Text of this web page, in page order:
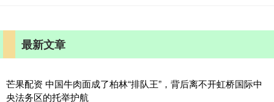
最新文章
芒果配资 中国牛肉面成了柏林“排队王”，背后离不开虹桥国际中
央法务区的托举护航